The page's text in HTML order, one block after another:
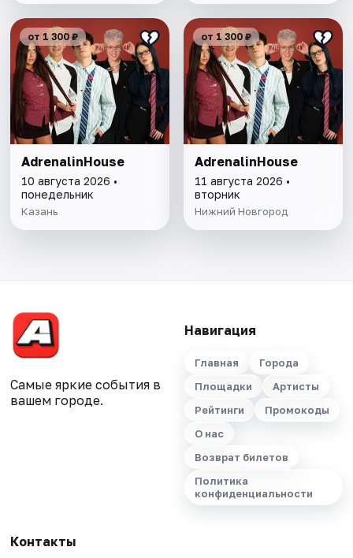
от 1 300 ₽
AdrenalinHouse
10 августа 2026 •
понедельник
Казань
от 1 300 ₽
AdrenalinHouse
11 августа 2026 •
вторник
Нижний Новгород
Самые яркие события в
вашем городе.
Навигация
Главная
Города
Площадки
Артисты
Рейтинги
Промокоды
О нас
Возврат билетов
Политика
конфиденциальности
Контакты